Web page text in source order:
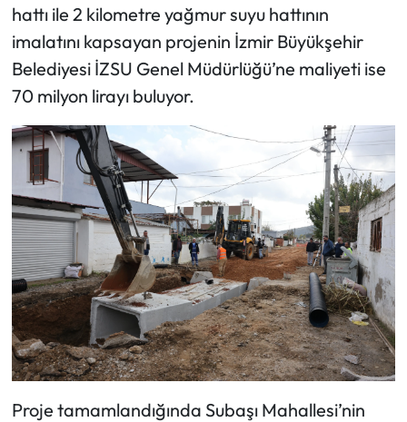
hattı ile 2 kilometre yağmur suyu hattının
imalatını kapsayan projenin İzmir Büyükşehir
Belediyesi İZSU Genel Müdürlüğü’ne maliyeti ise
70 milyon lirayı buluyor.
Proje tamamlandığında Subaşı Mahallesi’nin